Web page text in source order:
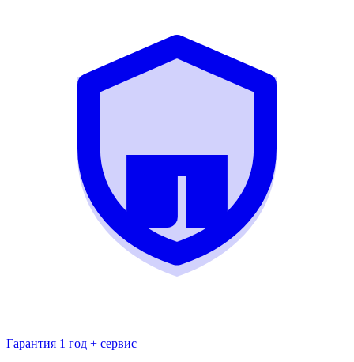
Гарантия 1 год + сервис